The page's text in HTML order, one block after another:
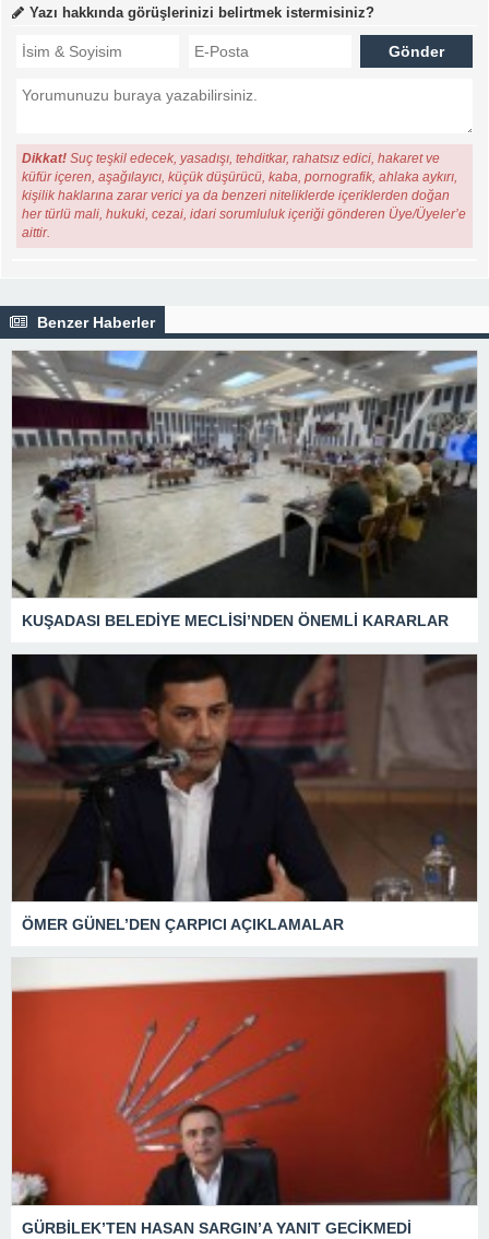
Yazı hakkında görüşlerinizi belirtmek istermisiniz?
Dikkat! Suç teşkil edecek, yasadışı, tehditkar, rahatsız edici, hakaret ve
küfür içeren, aşağılayıcı, küçük düşürücü, kaba, pornografik, ahlaka aykırı,
kişilik haklarına zarar verici ya da benzeri niteliklerde içeriklerden doğan
her türlü mali, hukuki, cezai, idari sorumluluk içeriği gönderen Üye/Üyeler’e
aittir.
Benzer Haberler
KUŞADASI BELEDİYE MECLİSİ’NDEN ÖNEMLİ KARARLAR
ÖMER GÜNEL’DEN ÇARPICI AÇIKLAMALAR
GÜRBİLEK’TEN HASAN SARGIN’A YANIT GECİKMEDİ